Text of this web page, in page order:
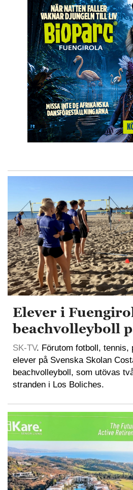
Elever i
beachvolleyboll
SK-TV. Förutom fotboll, tennis,
elever på Svenska Skolan
beachvolleyboll, som utövas
stranden i Los Boliches.